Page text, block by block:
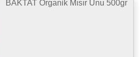
BAKTAT Organik Mısır Unu 500gr